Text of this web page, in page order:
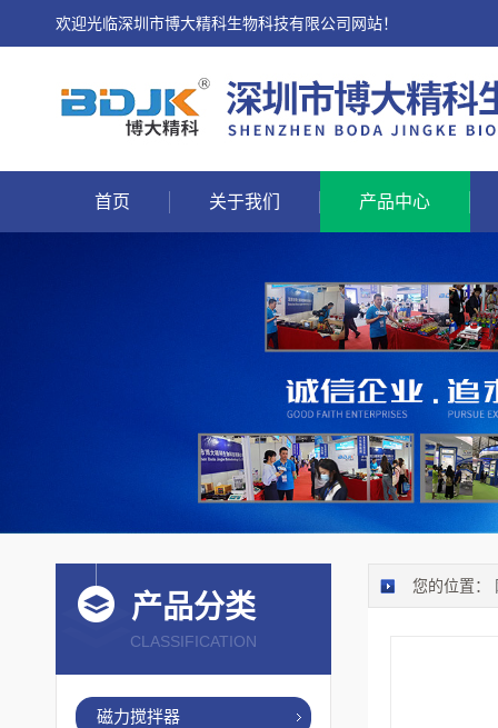
欢迎光临深圳市博大精科生物科技有限公司网站！
首页 关于我们 产品中心
您的位置：
产品分类
CLASSIFICATION
磁力搅拌器